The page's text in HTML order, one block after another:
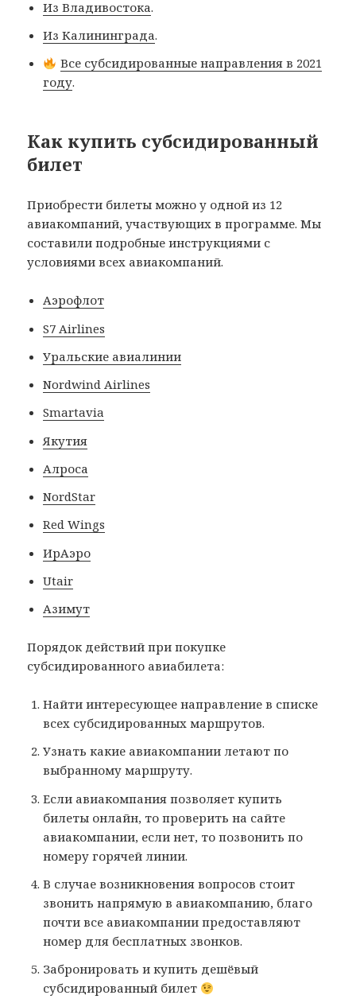
Из Владивостока.
Из Калининграда.
Все субсидированные направления в 2021
году.
Как купить субсидированный
билет
Приобрести билеты можно у одной из 12
авиакомпаний, участвующих в программе. Мы
составили подробные инструкциями с
условиями всех авиакомпаний.
Аэрофлот
S7 Airlines
Уральские авиалинии
Nordwind Airlines
Smartavia
Якутия
Алроса
NordStar
Red Wings
ИрАэро
Utair
Азимут
Порядок действий при покупке
субсидированного авиабилета:
Найти интересующее направление в списке
всех субсидированных маршрутов.
Узнать какие авиакомпании летают по
выбранному маршруту.
Если авиакомпания позволяет купить
билеты онлайн, то проверить на сайте
авиакомпании, если нет, то позвонить по
номеру горячей линии.
В случае возникновения вопросов стоит
звонить напрямую в авиакомпанию, благо
почти все авиакомпании предоставляют
номер для бесплатных звонков.
Забронировать и купить дешёвый
субсидированный билет